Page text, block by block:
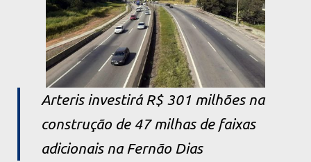
Arteris investirá R$ 301 milhões na
construção de 47 milhas de faixas
adicionais na Fernão Dias